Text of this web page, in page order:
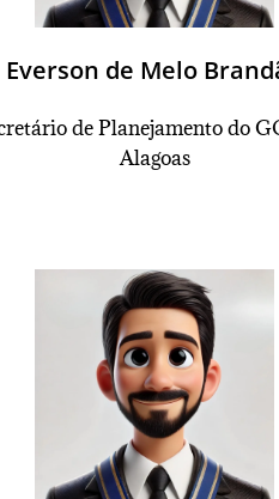
Everson de Melo
de Planejamentodo
Alagoas